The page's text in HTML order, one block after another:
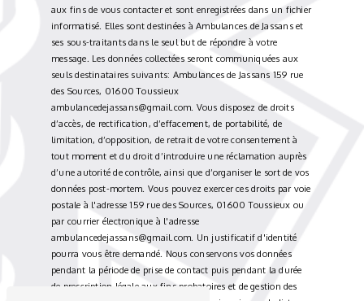
aux fins de vous contacter et sont enregistrées dans un fichier
informatisé. Elles sont destinées à Ambulances de Jassans et
ses sous-traitants dans le seul but de répondre à votre
message. Les données collectées seront communiquées aux
seuls destinataires suivants: Ambulances de Jassans 159 rue
des Sources, 01600 Toussieux
ambulancedejassans@gmail.com. Vous disposez de droits
d’accès, de rectification, d’effacement, de portabilité, de
limitation, d’opposition, de retrait de votre consentement à
tout moment et du droit d’introduire une réclamation auprès
d’une autorité de contrôle, ainsi que d’organiser le sort de vos
données post-mortem. Vous pouvez exercer ces droits par voie
postale à l'adresse 159 rue des Sources, 01600 Toussieux ou
par courrier électronique à l'adresse
ambulancedejassans@gmail.com. Un justificatif d'identité
pourra vous être demandé. Nous conservons vos données
pendant la période de prise de contact puis pendant la durée
de prescription légale aux fins probatoires et de gestion des